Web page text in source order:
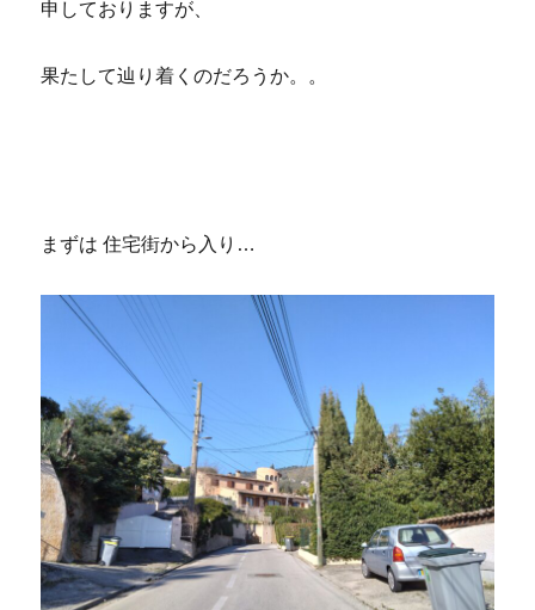
申しておりますが、
果たして辿り着くのだろうか。。
まずは 住宅街から入り…